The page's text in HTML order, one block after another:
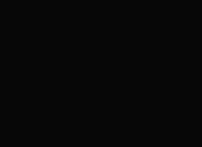
タイで臨むフォーマルや
めです。
コットタイなどを巻くと、よ
。
すが、コンバーチブルカフ
カフスボタンもご利用いた